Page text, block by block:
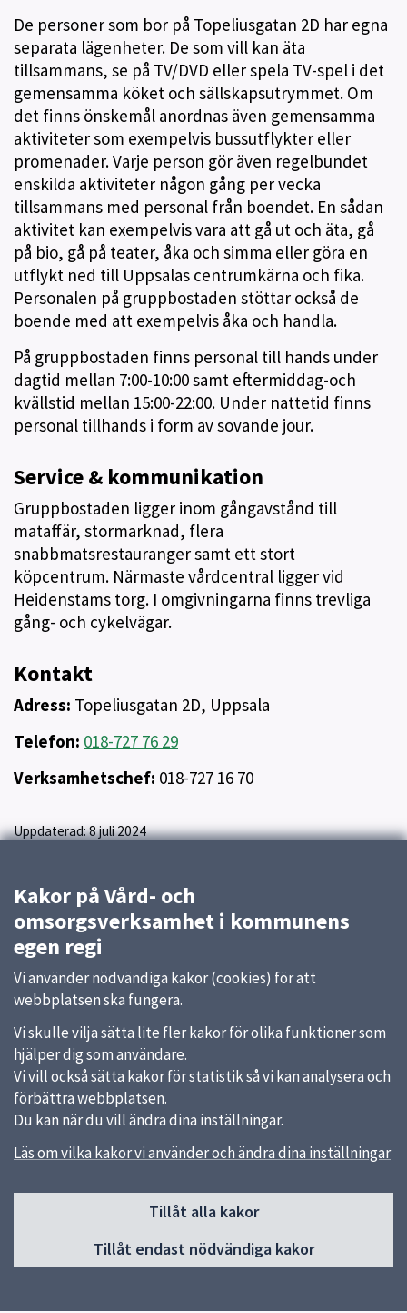
De personer som bor på Topeliusgatan 2D har egna
separata lägenheter. De som vill kan äta
tillsammans, se på TV/DVD eller spela TV-spel i det
gemensamma köket och sällskapsutrymmet. Om
det finns önskemål anordnas även gemensamma
aktiviteter som exempelvis bussutflykter eller
promenader. Varje person gör även regelbundet
enskilda aktiviteter någon gång per vecka
tillsammans med personal från boendet. En sådan
aktivitet kan exempelvis vara att gå ut och äta, gå
på bio, gå på teater, åka och simma eller göra en
utflykt ned till Uppsalas centrumkärna och fika.
Personalen på gruppbostaden stöttar också de
boende med att exempelvis åka och handla.
På gruppbostaden finns personal till hands under
dagtid mellan 7:00-10:00 samt eftermiddag-och
kvällstid mellan 15:00-22:00. Under nattetid finns
personal tillhands i form av sovande jour.
Service & kommunikation
Gruppbostaden ligger inom gångavstånd till
mataffär, stormarknad, flera
snabbmatsrestauranger samt ett stort
köpcentrum. Närmaste vårdcentral ligger vid
Heidenstams torg. I omgivningarna finns trevliga
gång- och cykelvägar.
Kontakt
Adress: Topeliusgatan 2D, Uppsala
Telefon: 018-727 76 29
Verksamhetschef: 018-727 16 70
Uppdaterad:8 juli 2024
Kakor på Vård- och
omsorgsverksamhet i kommunens
egen regi
Vi använder nödvändiga kakor (cookies) för att
webbplatsen ska fungera.
Vi skulle vilja sätta lite fler kakor för olika funktioner som
hjälper dig som användare.
Vi vill också sätta kakor för statistik så vi kan analysera och
förbättra webbplatsen.
Du kan när du vill ändra dina inställningar.
Läs om vilka kakor vi använder och ändra dina inställningar
Tillåt alla kakor
Tillåt endast nödvändiga kakor
Sidfot